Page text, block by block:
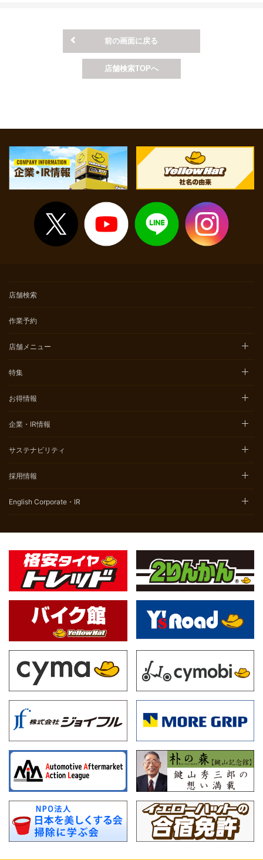
※上記価格表は当店での価格となります。店舗により価格が異なり
ますので予めご了承ください。
※上記価格は税込表示となります。
※上記価格は基本価格（追加整備が発生しない場合）となります。
前の画面に戻る
店舗検索TOPへ
店舗検索
作業予約
店舗メニュー
特集
お得情報
企業・IR情報
サステナビリティ
採用情報
English Corporate・IR